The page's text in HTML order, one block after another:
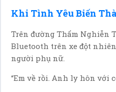
Khi Tình Yêu Biến
Trên đường Thẩm Nghiễn
Bluetooth trên xe đột
người phụ nữ.
“Em về rồi. Anh ly hôn với